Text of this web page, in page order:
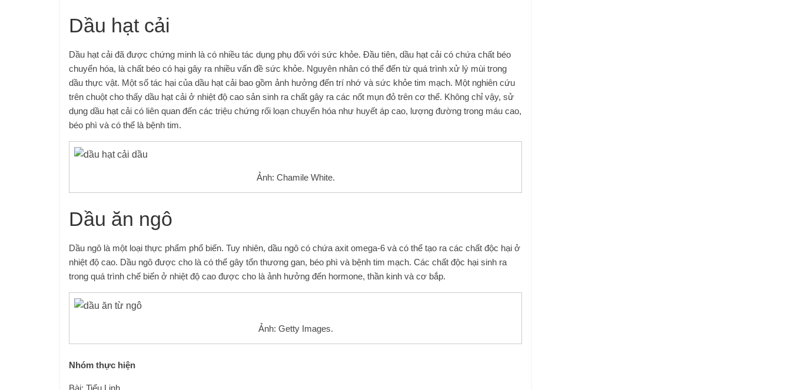
Dầu hạt cải
Dầu hạt cải đã được chứng minh là có nhiều tác dụng phụ đối với sức khỏe. Đầu tiên, dầu hạt cải có chứa chất béo
chuyển hóa, là chất béo có hại gây ra nhiều vấn đề sức khỏe. Nguyên nhân có thể đến từ quá trình xử lý mùi trong
dầu thực vật. Một số tác hại của dầu hạt cải bao gồm ảnh hưởng đến trí nhớ và sức khỏe tim mạch. Một nghiên cứu
trên chuột cho thấy dầu hạt cải ở nhiệt độ cao sản sinh ra chất gây ra các nốt mụn đỏ trên cơ thể. Không chỉ vậy, sử
dụng dầu hạt cải có liên quan đến các triệu chứng rối loạn chuyển hóa như huyết áp cao, lượng đường trong máu cao,
béo phì và có thể là bệnh tim.
Ảnh: Chamile White.
Dầu ăn ngô
Dầu ngô là một loại thực phẩm phổ biến. Tuy nhiên, dầu ngô có chứa axit omega-6 và có thể tạo ra các chất độc hại ở
nhiệt độ cao. Dầu ngô được cho là có thể gây tổn thương gan, béo phì và bệnh tim mạch. Các chất độc hại sinh ra
trong quá trình chế biến ở nhiệt độ cao được cho là ảnh hưởng đến hormone, thần kinh và cơ bắp.
Ảnh: Getty Images.
Nhóm thực hiện
Bài: Tiểu Linh